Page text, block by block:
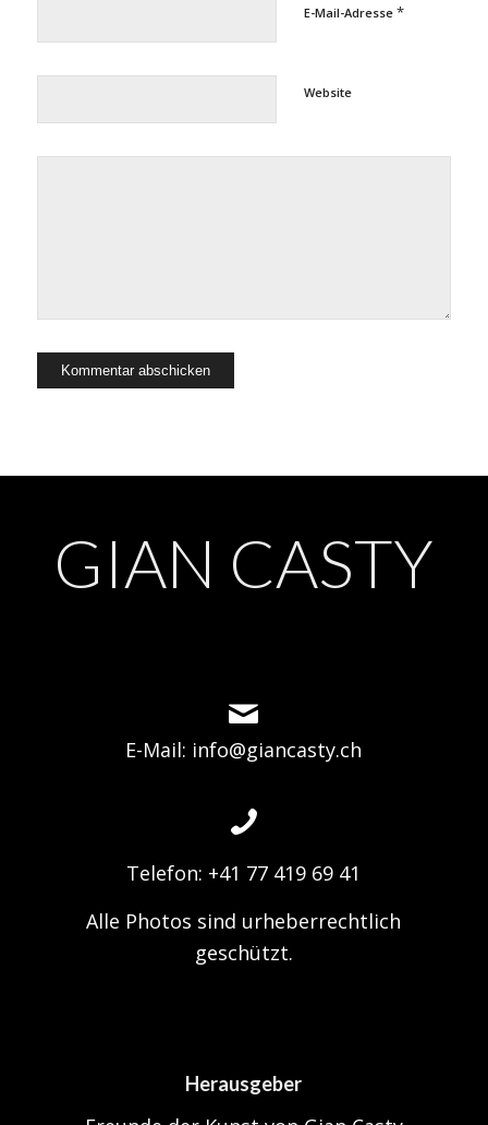
E-Mail-Adresse *
Website
GIAN CASTY
E-Mail: info@giancasty.ch
Telefon: +41 77 419 69 41
Alle Photos sind urheberrechtlich
geschützt.
Herausgeber